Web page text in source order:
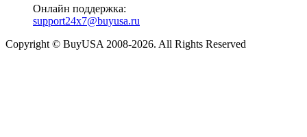
Онлайн поддержка:
support24x7@buyusa.ru
Copyright © BuyUSA 2008-2026. All Rights Reserved